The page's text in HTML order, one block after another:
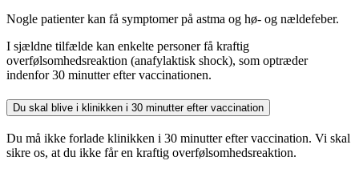
Nogle patienter kan få symptomer på astma og hø- og nældefeber.
I sjældne tilfælde kan enkelte personer få kraftig
overfølsomhedsreaktion (anafylaktisk shock), som optræder
indenfor 30 minutter efter vaccinationen.
Du skal blive i klinikken i 30 minutter efter vaccination
Du må ikke forlade klinikken i 30 minutter efter vaccination. Vi skal
sikre os, at du ikke får en kraftig overfølsomhedsreaktion.